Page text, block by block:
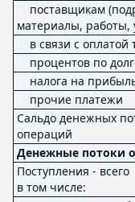
поставщикам
материалы, работы,
в связи с оплатой
процентов по
налога на
прочие платежи
Сальдо денежных
операций
Денежные потоки
Поступления - всего
в том числе: